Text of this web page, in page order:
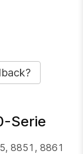
Serie
8851, 8861